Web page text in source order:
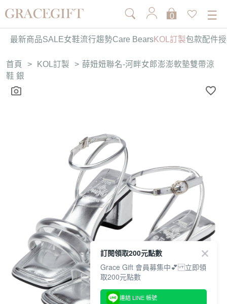
0
最新商品SALE女鞋流行趨勢Care BearsKOL訂製包款配件
首頁 > KOL訂製 > 薛妞妞聯名-河畔女郎澎澎軟墊雙帶涼
鞋 銀
訂閱領取200元點數
Grace Gift 會員募集中💕 立即領
取200元點數
連結 LINE 帳號